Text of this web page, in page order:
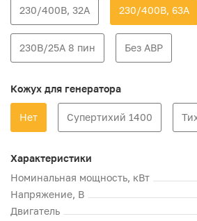
230/400В, 32А 230/400В, 63А
230В/25А 8 пин Без АВР
Кожух для генератора
Нет Супертихий 1400
Характеристики
Номинальная мощность, кВт
Напряжение, В
Двигатель